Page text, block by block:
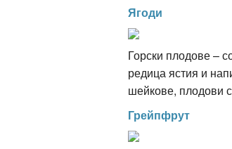
Ягоди
Горски плодове –
редица ястия и
шейкове, плодови
Грейпфрут